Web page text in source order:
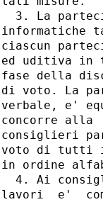
3. La
informatiche
ciascun
ed uditiva in
fase della
di voto. La
verbale, e'
concorre
consiglieri
voto di tutti i
in ordine
4. Ai
lavori  e'